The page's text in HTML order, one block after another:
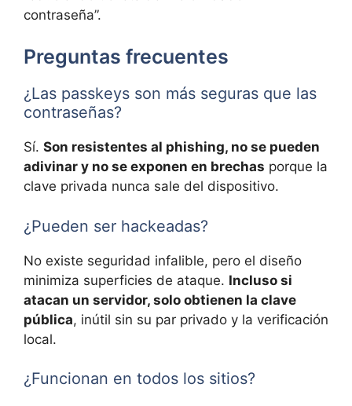
contraseña”.
Preguntas frecuentes
¿Las passkeys son más seguras que las
contraseñas?
Sí. Son resistentes al phishing, no se pueden
adivinar y no se exponen en brechas porque la
clave privada nunca sale del dispositivo.
¿Pueden ser hackeadas?
No existe seguridad infalible, pero el diseño
minimiza superficies de ataque. Incluso si
atacan un servidor, solo obtienen la clave
pública, inútil sin su par privado y la verificación
local.
¿Funcionan en todos los sitios?